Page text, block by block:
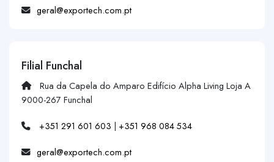
geral@exportech.com.pt
Filial Funchal
Rua da Capela do Amparo Edifício Alpha Living Loja A
9000-267 Funchal
+351 291 601 603 | +351 968 084 534
geral@exportech.com.pt